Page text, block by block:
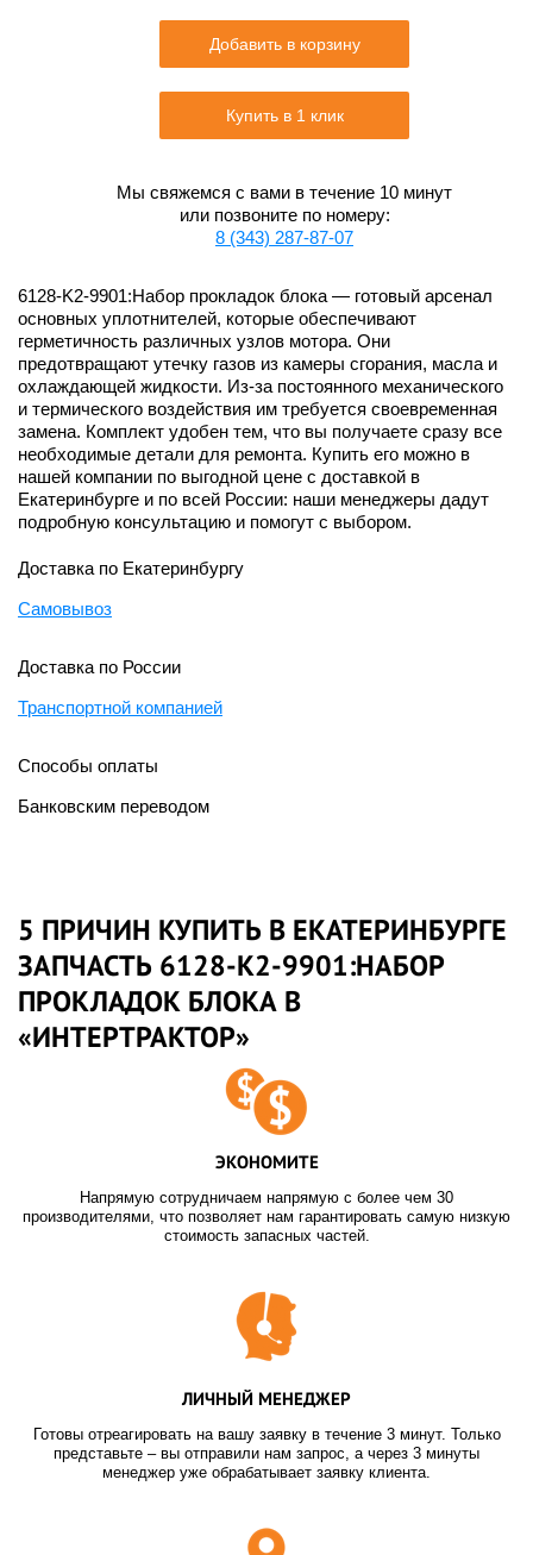
Добавить в корзину
Купить в 1 клик
Мы свяжемся с вами в течение 10 минут
или позвоните по номеру:
8 (343) 287-87-07
6128-K2-9901:Набор прокладок блока — готовый арсенал
основных уплотнителей, которые обеспечивают
герметичность различных узлов мотора. Они
предотвращают утечку газов из камеры сгорания, масла и
охлаждающей жидкости. Из-за постоянного механического
и термического воздействия им требуется своевременная
замена. Комплект удобен тем, что вы получаете сразу все
необходимые детали для ремонта. Купить его можно в
нашей компании по выгодной цене с доставкой в
Екатеринбурге и по всей России: наши менеджеры дадут
подробную консультацию и помогут с выбором.
Доставка по Екатеринбургу
Самовывоз
Доставка по России
Транспортной компанией
Способы оплаты
Банковским переводом
5 ПРИЧИН КУПИТЬ В ЕКАТЕРИНБУРГЕ
ЗАПЧАСТЬ 6128-K2-9901:НАБОР
ПРОКЛАДОК БЛОКА В
«ИНТЕРТРАКТОР»
ЭКОНОМИТЕ
Напрямую сотрудничаем напрямую с более чем 30
производителями, что позволяет нам гарантировать самую низкую
стоимость запасных частей.
ЛИЧНЫЙ МЕНЕДЖЕР
Готовы отреагировать на вашу заявку в течение 3 минут. Только
представьте – вы отправили нам запрос, а через 3 минуты
менеджер уже обрабатывает заявку клиента.